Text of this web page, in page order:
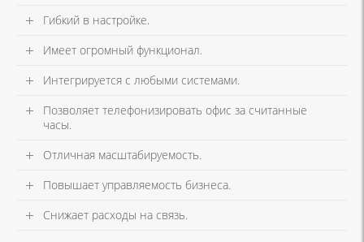
Гибкий в настройке.
Имеет огромный функционал.
Интегрируется с любыми системами.
Позволяет телефонизировать офис за считанные
часы.
Отличная масштабируемость.
Повышает управляемость бизнеса.
Снижает расходы на связь.